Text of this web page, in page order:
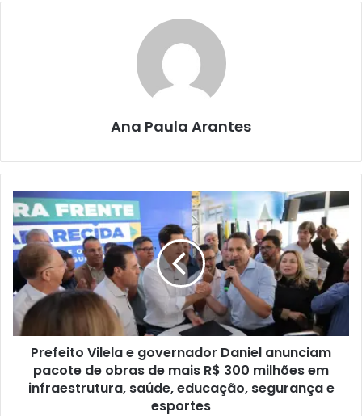
Ana Paula Arantes
Prefeito Vilela e governador Daniel anunciam
pacote de obras de mais R$ 300 milhões em
infraestrutura, saúde, educação, segurança e
esportes